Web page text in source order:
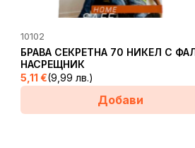
10102
БРАВА СЕКРЕТНА 70 НИКЕЛ С
НАСРЕЩНИК
5,11€(9,99 лв.)
Добави